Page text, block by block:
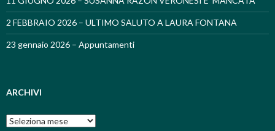
2 FEBBRAIO 2026 – ULTIMO SALUTO A LAURA FONTANA
23 gennaio 2026 – Appuntamenti
ARCHIVI
Archivi